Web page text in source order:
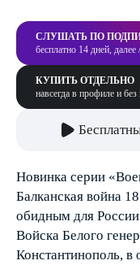
СЛУШАТЬ ПО
бесплатно 14 дней, далее
КУПИТЬ ОТДЕЛЬНО
навсегда в профиле и
Новинка серии
Балканская война
обидным для
Войска Белого
Константинополь, в